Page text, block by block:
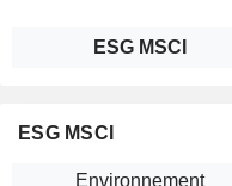
ESG MSCI
ESG MSCI
Environnement